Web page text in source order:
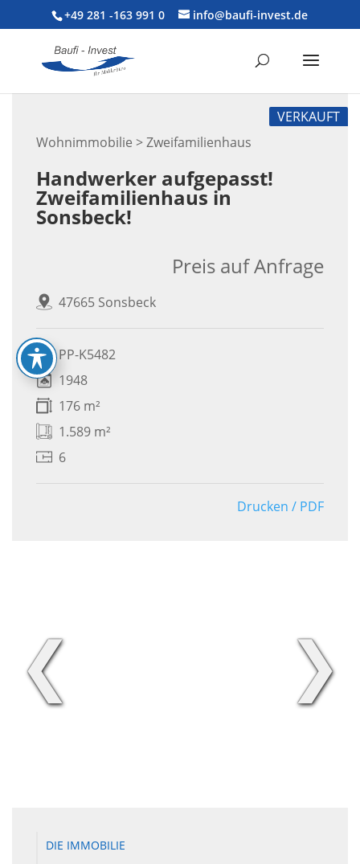
+49 281 -163 991 0 info@baufi-invest.de
Wohnimmobilie > Zweifamilienhaus
VERKAUFT
Handwerker aufgepasst!
Zweifamilienhaus in
Sonsbeck!
47665 Sonsbeck
Preis auf Anfrage
PP-K5482
1948
176 m²
1.589 m²
6
Drucken / PDF
❮ ❯
DIE IMMOBILIE